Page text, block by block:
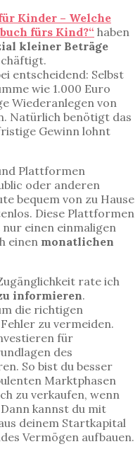
Kinder – Welche
fürs Kind?“ haben
kleiner Beträge
entscheidend: Selbst
wie 1.000 Euro
Wiederanlegen von
Natürlich benötigt das
Gewinn lohnt
Plattformen
oder anderen
bequem von zu Hause
Diese Plattformen
einen einmaligen
einen monatlichen
rate ich
informieren.
die richtigen
zu vermeiden.
für
des
So bist du besser
Marktphasen
zu verkaufen, wenn
kannst du mit
deinem Startkapital
Vermögen aufbauen.